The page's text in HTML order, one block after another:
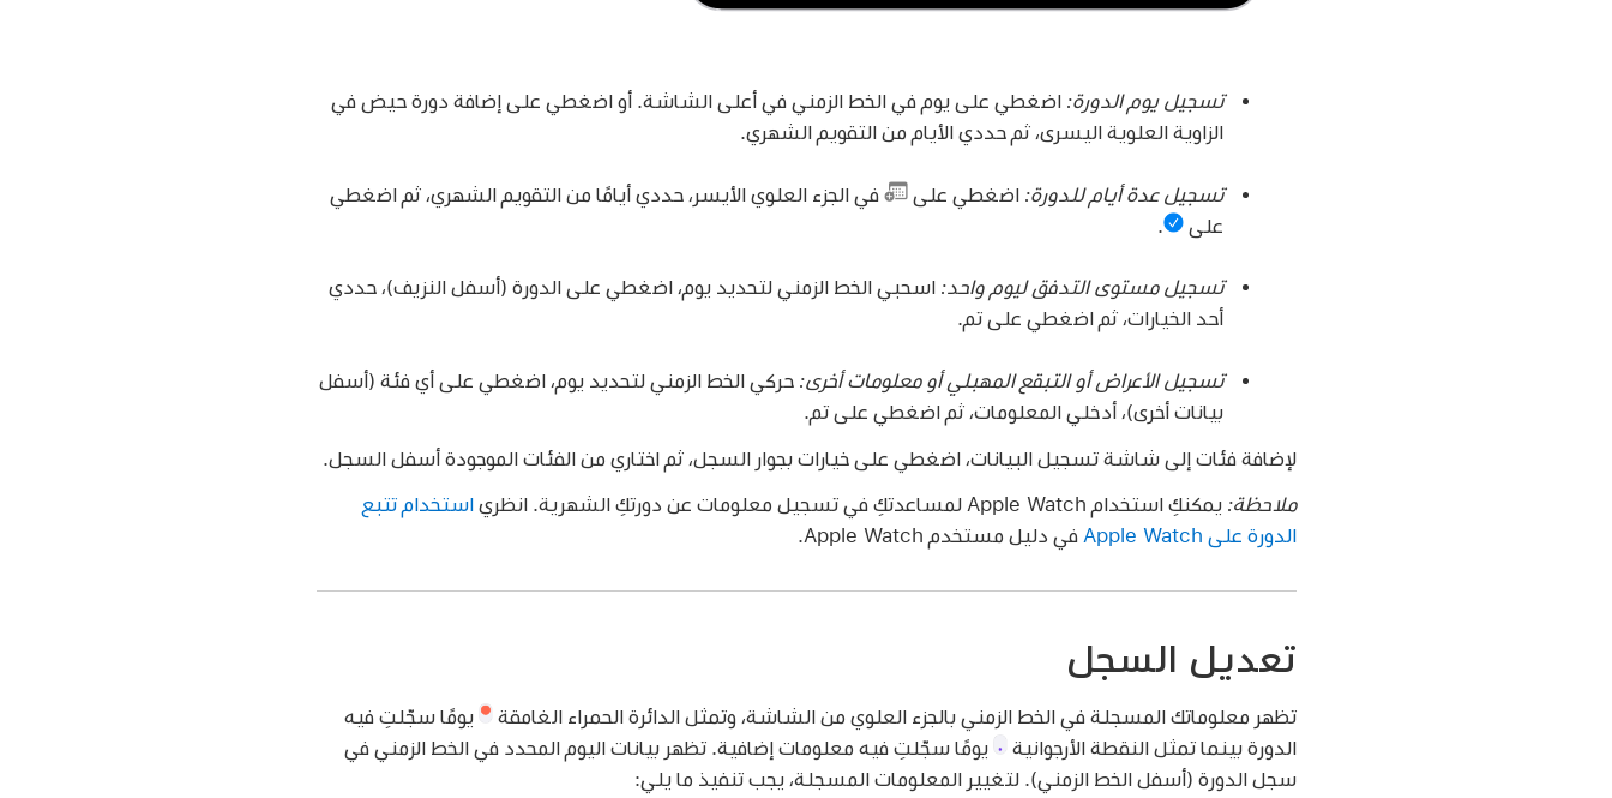
تسجيل يوم الدورة: اضغطي على يوم في الخط الزمني في أعلى الشاشة. أو اضغطي على إضافة دورة حيض في
الزاوية العلوية اليسرى، ثم حددي الأيام من التقويم الشهري.
تسجيل عدة أيام للدورة: اضغطي على
في الجزء العلوي الأيسر، حددي أيامًا من التقويم الشهري، ثم اضغطي
على
.
تسجيل مستوى التدفق ليوم واحد: اسحبي الخط الزمني لتحديد يوم، اضغطي على الدورة (أسفل النزيف)، حددي
أحد الخيارات، ثم اضغطي على تم.
تسجيل الأعراض أو التبقع المهبلي أو معلومات أخرى: حركي الخط الزمني لتحديد يوم، اضغطي على أي فئة (أسفل
بيانات أخرى)، أدخلي المعلومات، ثم اضغطي على تم.
لإضافة فئات إلى شاشة تسجيل البيانات، اضغطي على خيارات بجوار السجل، ثم اختاري من الفئات الموجودة أسفل السجل.
ملاحظة:يمكنكِ استخدام Apple Watch لمساعدتكِ في تسجيل معلومات عن دورتكِ الشهرية. انظري
استخدام تتبع
الدورة على Apple Watch
في دليل مستخدم Apple Watch.
تعديل السجل
تظهر معلوماتك المسجلة في الخط الزمني بالجزء العلوي من الشاشة، وتمثل الدائرة الحمراء الغامقة
يومًا سجّلتِ فيه
الدورة بينما تمثل النقطة الأرجوانية
يومًا سجّلتِ فيه معلومات إضافية. تظهر بيانات اليوم المحدد في الخط الزمني في
سجل الدورة (أسفل الخط الزمني). لتغيير المعلومات المسجلة، يجب تنفيذ ما يلي: